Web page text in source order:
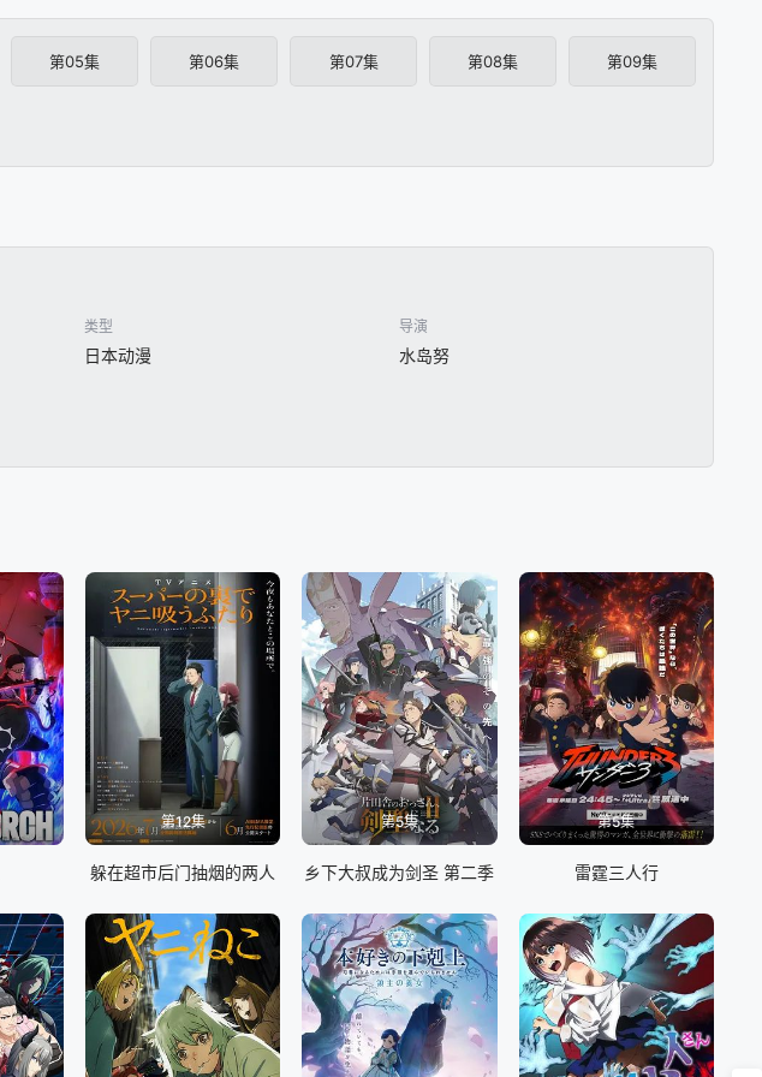
第05集 第06集 第07集 第08集 第09集
类型
日本动漫
导演
水岛努
第12集
躲在超市后门抽烟的两人
第5集
乡下大叔成为剑圣 第二季
第5集
雷霆三人行